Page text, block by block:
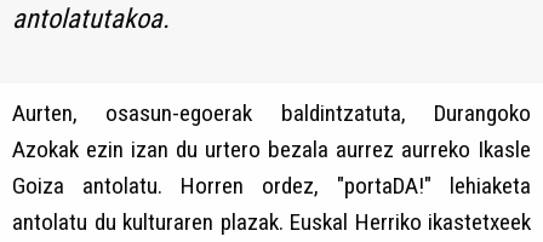
antolatutakoa.
Aurten, osasun-egoerak baldintzatuta, Durangoko
Azokak ezin izan du urtero bezala aurrez aurreko Ikasle
Goiza antolatu. Horren ordez, "portaDA!" lehiaketa
antolatu du kulturaren plazak. Euskal Herriko ikastetxeek